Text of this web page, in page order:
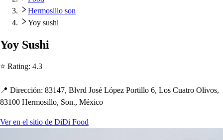
Hermosillo son
Yoy sushi
Yoy Sushi
⭐ Rating: 4.3
📍 Dirección: 83147, Blvrd José López Portillo 6, Los Cuatro Olivos,
83100 Hermosillo, Son., México
Ver en el sitio de DiDi Food